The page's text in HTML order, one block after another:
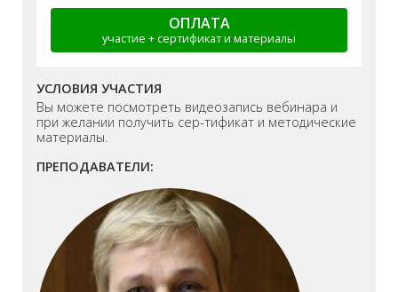
ОПЛАТА
участие + сертификат и материалы
УСЛОВИЯ УЧАСТИЯ
Вы можете посмотреть видеозапись вебинара и
при желании получить сер-тификат и методические
материалы.
ПРЕПОДАВАТЕЛИ: